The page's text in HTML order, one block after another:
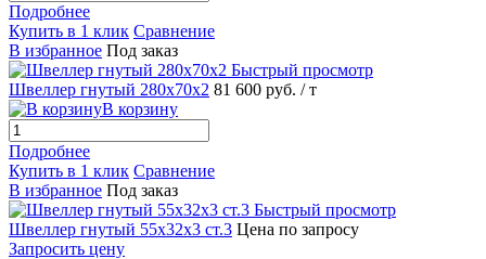
Подробнее
Купить в 1 клик Сравнение
В избранное Под заказ
Быстрый просмотр
Швеллер гнутый 280х70х2 81 600 руб. / т
В корзину
Подробнее
Купить в 1 клик Сравнение
В избранное Под заказ
Быстрый просмотр
Швеллер гнутый 55х32х3 ст.3 Цена по запросу
Запросить цену